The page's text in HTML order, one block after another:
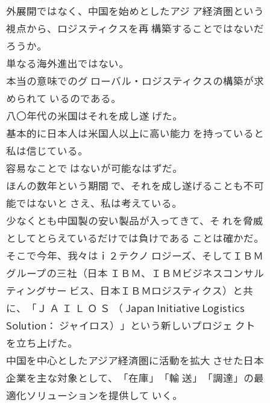
外展開ではなく、中国を始めとしたアジ ア経済圏という
視点から、ロジスティクスを再 構築することではないだ
ろうか。
単なる海外進出ではない。
本当の意味でのグ ローバル・ロジスティクスの構築が求
められて いるのである。
八〇年代の米国はそれを成し遂 げた。
基本的に日本人は米国人以上に高い能力 を持っていると
私は信じている。
容易なことで はないが可能なはずだ。
ほんの数年という期間 で、それを成し遂げることも不可
能ではないと さえ、私は考えている。
少なくとも中国製の安い製品が入ってきて、そ れを脅威
としてとらえているだけでは負けである ことは確かだ。
そこで今年、我々はｉ２テクノ ロジーズ、そしてＩＢＭ
グループの三社（日本 ＩＢＭ、ＩＢＭビジネスコンサル
ティングサー ビス、日本ＩＢＭロジスティクス）と共
に、「Ｊ Ａ Ｉ Ｌ Ｏ Ｓ （ Japan Initiative Logistics
Solution： ジャイロス）」という新しいプロジェ クト
を立ち上げた。
中国を中心としたアジア経済圏に活動を拡大 させた日本
企業を主な対象として、「在庫」「輸 送」「調達」の最
適化ソリューションを提供して いく。